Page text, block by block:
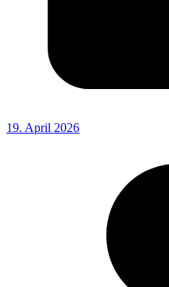
19. April 2026